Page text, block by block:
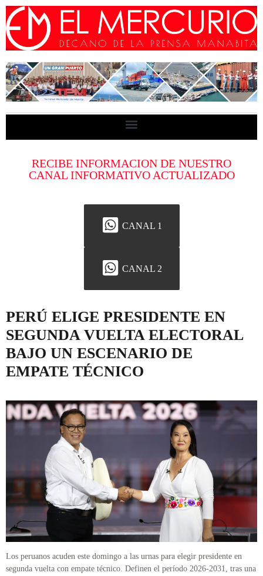
RECIBE INFORMACION DE NUESTRO
CANAL INFORMATIVO ACTUALIZADO
CANAL 1
CANAL 2
PERÚ ELIGE PRESIDENTE EN
SEGUNDA VUELTA ELECTORAL
BAJO UN ESCENARIO DE
EMPATE TÉCNICO
Los peruanos acuden este domingo a las urnas para elegir presidente en
segunda vuelta con empate técnico. Definen el período 2026-2031, tras una